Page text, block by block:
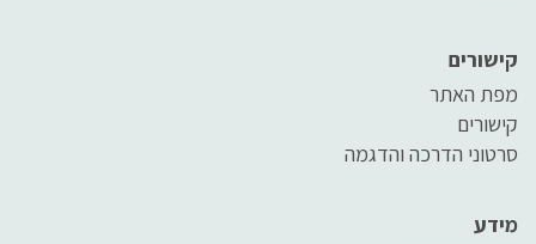
קישורים
מפת האתר
קישורים
סרטוני הדרכה והדגמה
מידע